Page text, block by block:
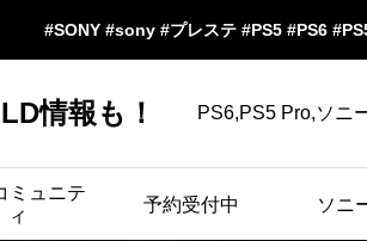
#SONY #sony #プレステ #PS5 #PS6
情報も！ PS6,PS5 Pro,ソニ
ミュニテ
ィ
予約受付中 ソニ